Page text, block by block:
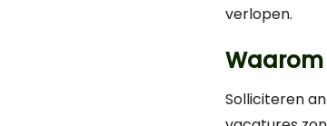
verlopen.
Waarom
Solliciteren